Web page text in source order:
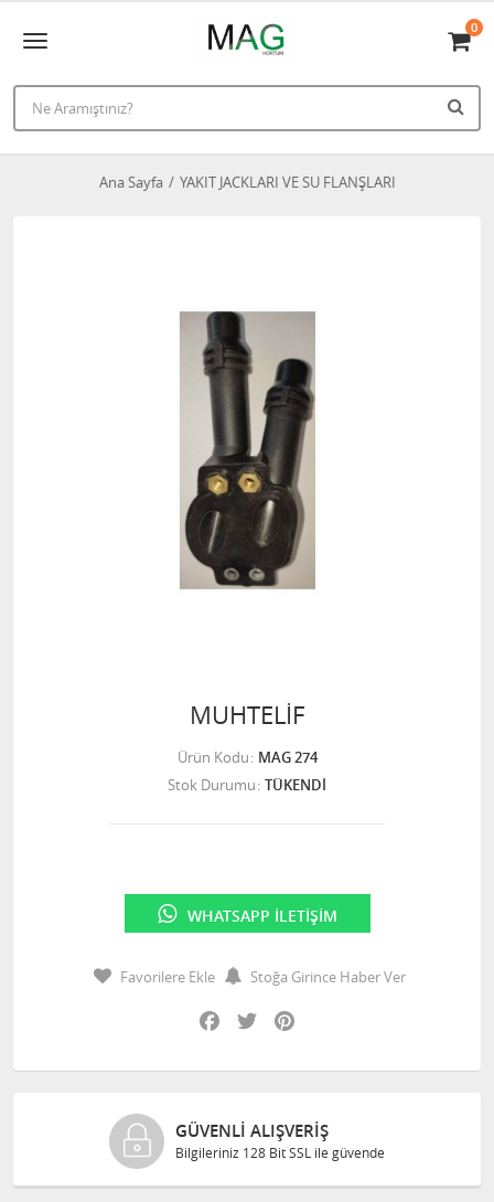
0
Ana Sayfa YAKIT JACKLARI VE SU FLANŞLARI
MUHTELİF
Ürün Kodu MAG 274
Stok Durumu TÜKENDİ
WHATSAPP İLETIŞIM
Favorilere Ekle
Stoğa Girince Haber Ver
Facebook
Twitter
GÜVENLI ALIŞVERIŞ
Bilgileriniz 128 Bit SSL ile güvende